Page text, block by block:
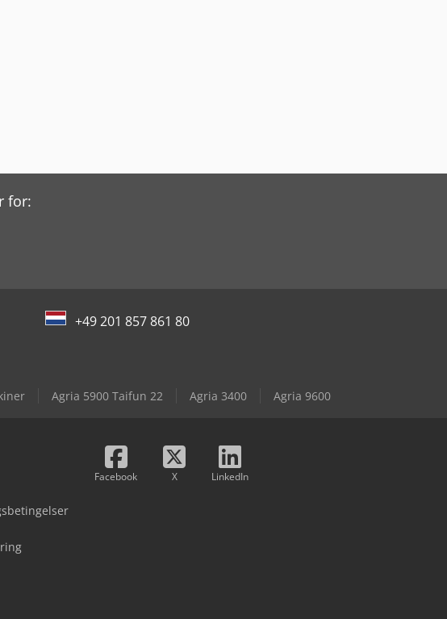
for:
+49 201 857 861 80
Agria 5900 Taifun 22 Agria 3400 Agria 9600
Facebook X LinkedIn